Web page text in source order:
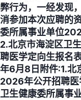
弊行为，一经发现
消参加本次应聘的
委所属事业单位
2.北京市海淀区卫
聘医学定向生报名
年6月8日附件:1.北
2026年公开招聘医
卫生健康委所属事